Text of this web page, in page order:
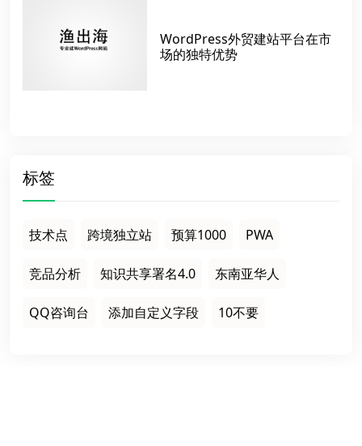
WordPress外贸建站平台在市
场的独特优势
标签
技术点 跨境独立站 预算1000 PWA
竞品分析 知识共享署名4.0 东南亚华人
QQ咨询台 添加自定义字段 10不要